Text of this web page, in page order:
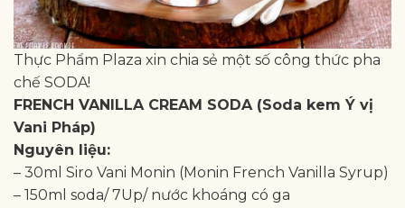
Thực Phẩm Plaza xin chia sẻ một số công thức pha
chế SODA!
FRENCH VANILLA CREAM SODA (Soda kem Ý vị
Vani Pháp)
Nguyên liệu:
– 30ml Siro Vani Monin (Monin French Vanilla Syrup)
– 150ml soda/ 7Up/ nước khoáng có ga